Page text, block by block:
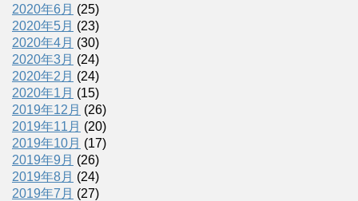
2020年6月 (25)
2020年5月 (23)
2020年4月 (30)
2020年3月 (24)
2020年2月 (24)
2020年1月 (15)
2019年12月 (26)
2019年11月 (20)
2019年10月 (17)
2019年9月 (26)
2019年8月 (24)
2019年7月 (27)